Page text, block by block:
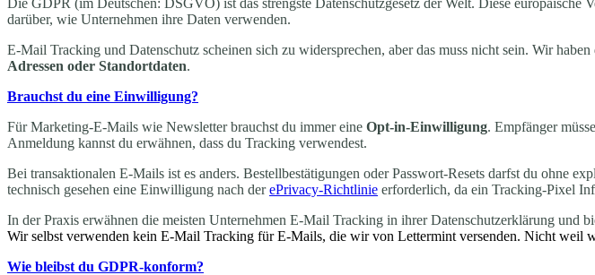
darüber, wie Unternehmen ihre Daten verwenden.
E-Mail Tracking und Datenschutz scheinen sich zu widersprechen, aber das muss nicht sein. Wir
Adressen oder Standortdaten.
Brauchst du eine Einwilligung?
Für Marketing-E-Mails wie Newsletter brauchst du immer eine Opt-in-Einwilligung. Empfänger
Anmeldung kannst du erwähnen, dass du Tracking verwendest.
Bei transaktionalen E-Mails ist es anders. Bestellbestätigungen oder Passwort-Resets darfst du ohne
technisch gesehen eine Einwilligung nach derePrivacy-Richtlinie erforderlich, da ein Tracking-Pixel
In der Praxis erwähnen die meisten Unternehmen E-Mail Tracking in ihrer Datenschutzerklärung und
Wir selbst verwenden kein E-Mail Tracking für E-Mails, die wir von Lettermint versenden. Nicht weil
Wie bleibst du GDPR-konform?